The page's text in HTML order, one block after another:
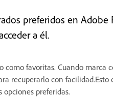
preferidos en Adobe
a él.
como favoritas. Cuando marca
recuperarlo con
preferidas.